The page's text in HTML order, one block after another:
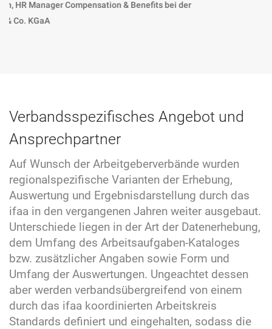
Verbandsspezifisches Angebot und
Ansprechpartner
Auf Wunsch der Arbeitgeberverbände wurden
regionalspezifische Varianten der Erhebung,
Auswertung und Ergebnisdarstellung durch das
ifaa in den vergangenen Jahren weiter ausgebaut.
Unterschiede liegen in der Art der Datenerhebung,
dem Umfang des Arbeitsaufgaben-Kataloges
bzw. zusätzlicher Angaben sowie Form und
Umfang der Auswertungen. Ungeachtet dessen
aber werden verbandsübergreifend von einem
durch das ifaa koordinierten Arbeitskreis
Standards definiert und eingehalten, sodass die